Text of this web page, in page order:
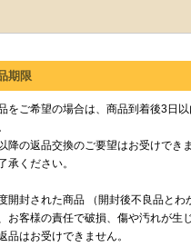
期限
をご希望の場合は、商品到着後3日
降の返品交換のご要望はお受けでき
承ください。
開封された商品 （開封後不良品とわ
お客様の責任で破損、傷や汚れが生
品はお受けできません。